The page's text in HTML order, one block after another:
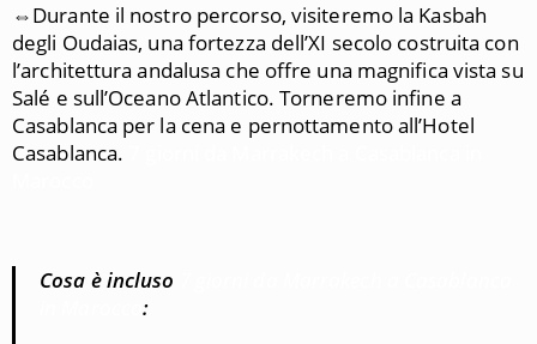
⇔Durante il nostro percorso, visiteremo la Kasbah
degli Oudaias, una fortezza dell’XI secolo costruita con
l’architettura andalusa che offre una magnifica vista su
Salé e sull’Oceano Atlantico. Torneremo infine a
Casablanca per la cena e pernottamento all’Hotel
Casablanca.
Cosa è incluso
: